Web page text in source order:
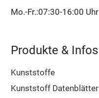
Mo.-Fr.:07:30-16:00 Uhr
Produkte & Infos
Kunststoffe
Kunststoff Datenblätter